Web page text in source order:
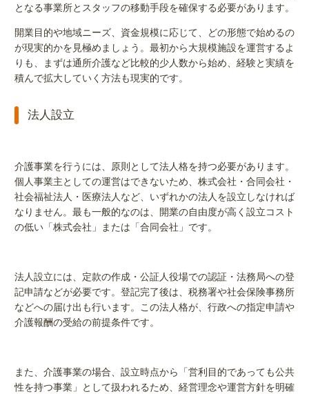
となる事業所とスタッフの移動手段を確保する必要があります。
開業目的や地域ニーズ、資金規模に応じて、どの形態で始めるの
が現実的かを見極めましょう。最初から大規模施設を運営するよ
りも、まずは通所介護など比較的少人数から始め、経験と実績を
積んで拡大していく方法も現実的です。
法人設立
介護事業を行うには、原則として法人格を持つ必要があります。
個人事業主としての運営はできないため、株式会社・合同会社・
社会福祉法人・医療法人など、いずれかの法人を設立しなければ
なりません。最も一般的なのは、開業の自由度が高く設立コスト
の低い「株式会社」または「合同会社」です。
法人設立には、定款の作成・公証人役場での認証・法務局への登
記申請などが必要です。登記完了後は、税務署や社会保険事務所
などへの届け出も行います。この法人格が、行政への指定申請や
介護報酬の受給の前提条件です。
また、介護事業の場合、設立時点から「営利目的であっても公共
性を持つ事業」として扱われるため、経営理念や運営方針を明確